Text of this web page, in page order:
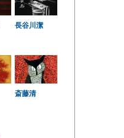
長谷川潔
斎藤清